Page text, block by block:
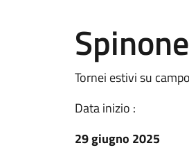
Tornei estivi su
Data inizio :
29 giugno 2025